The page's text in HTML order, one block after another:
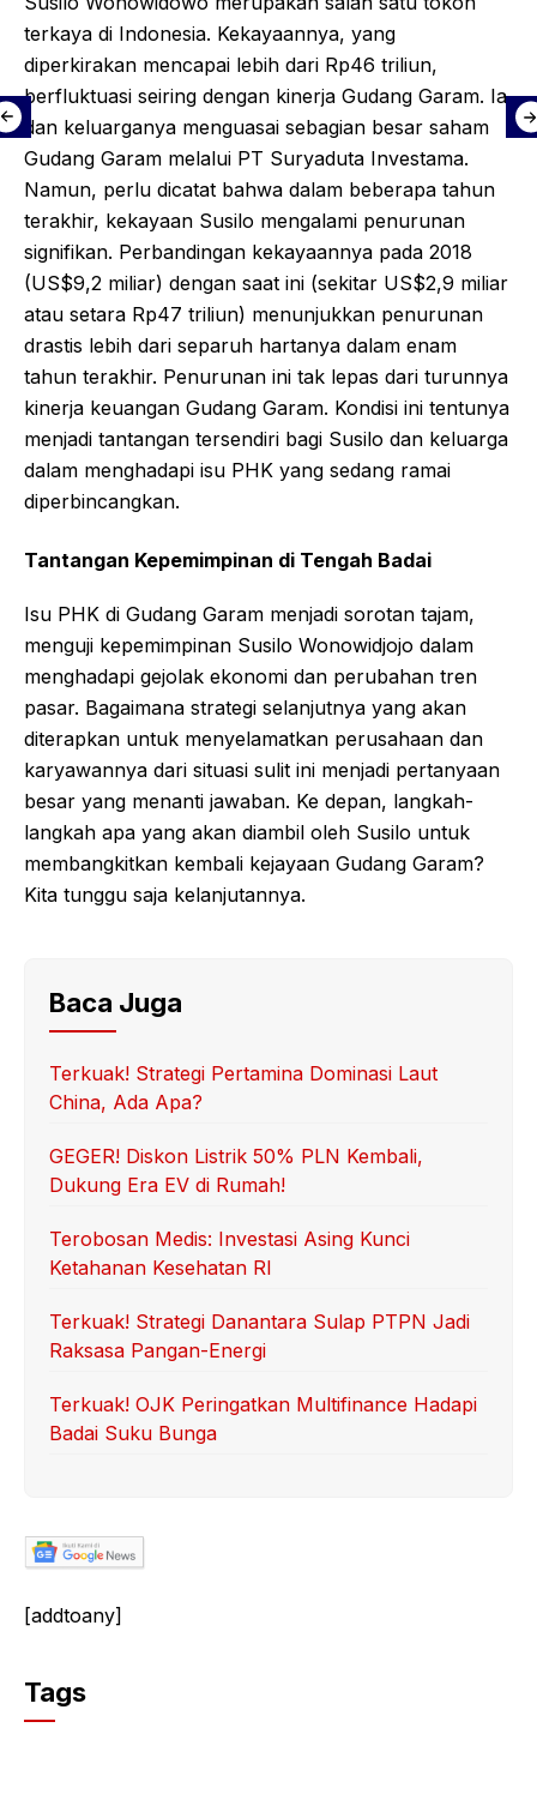
terkaya di Indonesia. Kekayaannya, yang
diperkirakan mencapai lebih dari Rp46 triliun,
berfluktuasi seiring dengan kinerja Gudang Garam. Ia
dan keluarganya menguasai sebagian besar saham
Gudang Garam melalui PT Suryaduta Investama.
Namun, perlu dicatat bahwa dalam beberapa tahun
terakhir, kekayaan Susilo mengalami penurunan
signifikan. Perbandingan kekayaannya pada 2018
(US$9,2 miliar) dengan saat ini (sekitar US$2,9 miliar
atau setara Rp47 triliun) menunjukkan penurunan
drastis lebih dari separuh hartanya dalam enam
tahun terakhir. Penurunan ini tak lepas dari turunnya
kinerja keuangan Gudang Garam. Kondisi ini tentunya
menjadi tantangan tersendiri bagi Susilo dan keluarga
dalam menghadapi isu PHK yang sedang ramai
diperbincangkan.
Tantangan Kepemimpinan di Tengah Badai
Isu PHK di Gudang Garam menjadi sorotan tajam,
menguji kepemimpinan Susilo Wonowidjojo dalam
menghadapi gejolak ekonomi dan perubahan tren
pasar. Bagaimana strategi selanjutnya yang akan
diterapkan untuk menyelamatkan perusahaan dan
karyawannya dari situasi sulit ini menjadi pertanyaan
besar yang menanti jawaban. Ke depan, langkah-
langkah apa yang akan diambil oleh Susilo untuk
membangkitkan kembali kejayaan Gudang Garam?
Kita tunggu saja kelanjutannya.
Baca Juga
Terkuak! Strategi Pertamina Dominasi Laut
China, Ada Apa?
GEGER! Diskon Listrik 50% PLN Kembali,
Dukung Era EV di Rumah!
Terobosan Medis: Investasi Asing Kunci
Ketahanan Kesehatan RI
Terkuak! Strategi Danantara Sulap PTPN Jadi
Raksasa Pangan-Energi
Terkuak! OJK Peringatkan Multifinance Hadapi
Badai Suku Bunga
[addtoany]
Tags